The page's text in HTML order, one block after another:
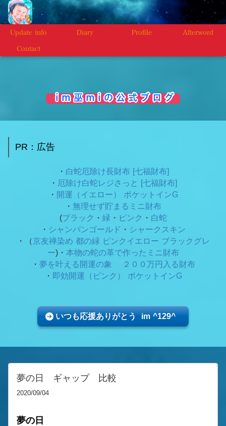
Update info Diary Profile Afterword
Contact
i m 巫 m i の 公 式 ブ ロ グ
PR：広告
・ 白蛇厄除け長財布 [七福財布]
・ 厄除け白蛇レジさっと [七福財布]
・ 開運（イエロー） ポケットインG
・ 無理せず貯まるミニ財布
(ブラック ・ 緑 ・ ピンク ・ 白蛇
・ シャンパンゴールド ・ シャークスキン
・（京友禅染め 都の緑 ピンクイエロー ブラックグレ
ー)・ 本物の蛇の革で作ったミニ財布
・ 夢を叶える開運の象 ２００万円入る財布
・ 即効開運（ピンク） ポケットインG
いつも応援ありがとう im ^129^
夢の日 ギャップ 比較
2020/09/04
夢の日